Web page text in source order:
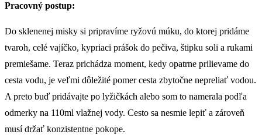
Pracovný postup:
Do sklenenej misky si pripravíme ryžovú múku, do ktorej pridáme
tvaroh, celé vajíčko, kypriaci prášok do pečiva, štipku soli a rukami
premiešame. Teraz prichádza moment, kedy opatrne prilievame do
cesta vodu, je veľmi dôležité pomer cesta zbytočne nepreliať vodou.
A preto buď pridávajte po lyžičkách alebo som to namerala podľa
odmerky na 110ml vlažnej vody. Cesto sa nesmie lepiť a zároveň
musí držať konzistentne pokope.